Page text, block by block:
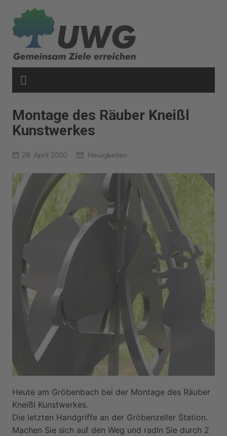
Inhalt
springen
Montage des Räuber Kneißl
Kunstwerkes
28. April 2020 Neuigkeiten
Heute am Gröbenbach bei der Montage des Räuber
Kneißl Kunstwerkes.
Die letzten Handgriffe an der Gröbenzeller Station.
Machen Sie sich auf den Weg und radln Sie durch 2